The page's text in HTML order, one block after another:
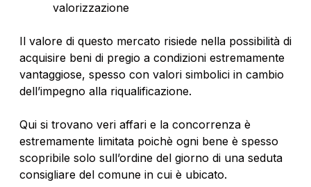
valorizzazione
Il valore di questo mercato risiede nella possibilità di
acquisire beni di pregio a condizioni estremamente
vantaggiose, spesso con valori simbolici in cambio
dell’impegno alla riqualificazione.
Qui si trovano veri affari e la concorrenza è
estremamente limitata poichè ogni bene è spesso
scopribile solo sull’ordine del giorno di una seduta
consigliare del comune in cui è ubicato.